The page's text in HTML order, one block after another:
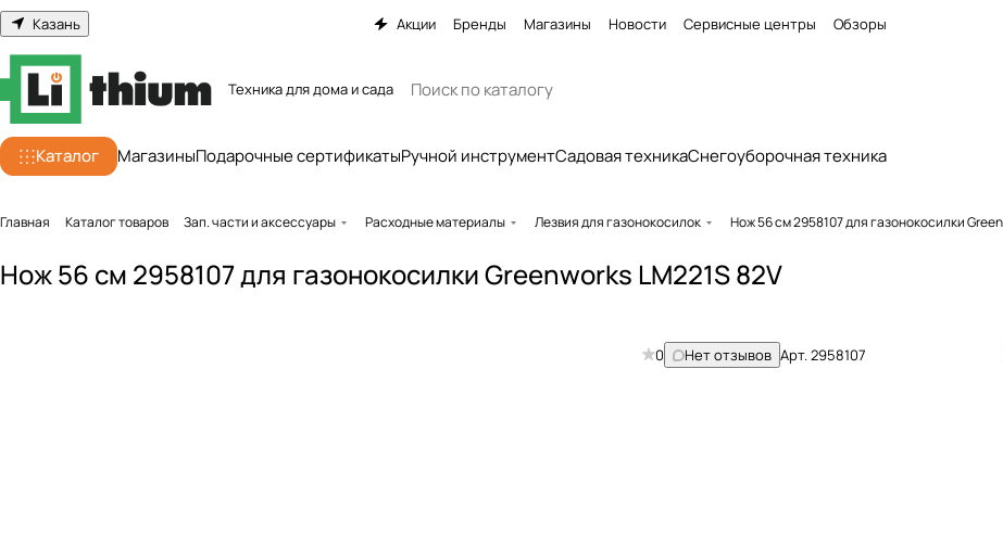
Казань Акции Бренды Магазины Новости Сервисные центры Обзоры
Техника для дома и сада
Каталог МагазиныПодарочные сертификатыРучной инструментСадовая техникаСнегоуборочная техника
Главная Каталог товаров Зап. части и аксессуары Расходные материалы Лезвия для газонокосилок Нож 56 см 2958107 для газонокосилки
Нож 56 см 2958107 для газонокосилки Greenworks LM221S 82V
0 Нет отзывов Арт.2958107